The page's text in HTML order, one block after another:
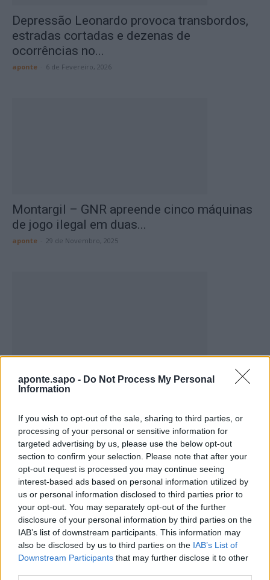
aponte.sapo - Do Not Process My Personal
Information
If you wish to opt-out of the sale, sharing to third parties, or
processing of your personal or sensitive information for
targeted advertising by us, please use the below opt-out
section to confirm your selection. Please note that after your
opt-out request is processed you may continue seeing
interest-based ads based on personal information utilized by
us or personal information disclosed to third parties prior to
your opt-out. You may separately opt-out of the further
disclosure of your personal information by third parties on the
IAB’s list of downstream participants. This information may
also be disclosed by us to third parties on the IAB’s List of
Downstream Participants that may further disclose it to other
Depressão Leonardo provoca transbordos,
estradas cortadas e dezenas de
ocorrências no...
aponte 6 de Fevereiro, 2026
Montargil – GNR apreende cinco máquinas
de jogo ilegal em duas...
aponte 29 de Novembro, 2025
Ponte de Sor – Homem detido por
aponte 27 de Novembro, 2025
Portalegre entre os distritos com mais
idosos sinalizados na Operação “Censos...